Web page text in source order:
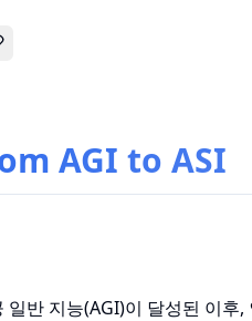
AGI to ASI
반 지능(AGI)이 달성된 이